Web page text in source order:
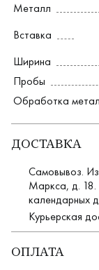
Металл
Вставка
Ширина
Пробы
Обработка
ДОСТАВКА
Самовывоз.
Маркса, д. 18.
календарных
Курьерская
ОПЛАТА